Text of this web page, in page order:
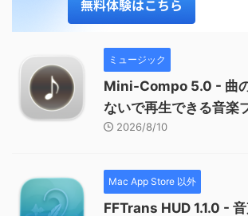
ミュージック
Mini-Compo 5.0 - 曲
ないで再生できる音楽
2026/8/10
Mac App Store 以外
FFTrans HUD 1.1.0 -